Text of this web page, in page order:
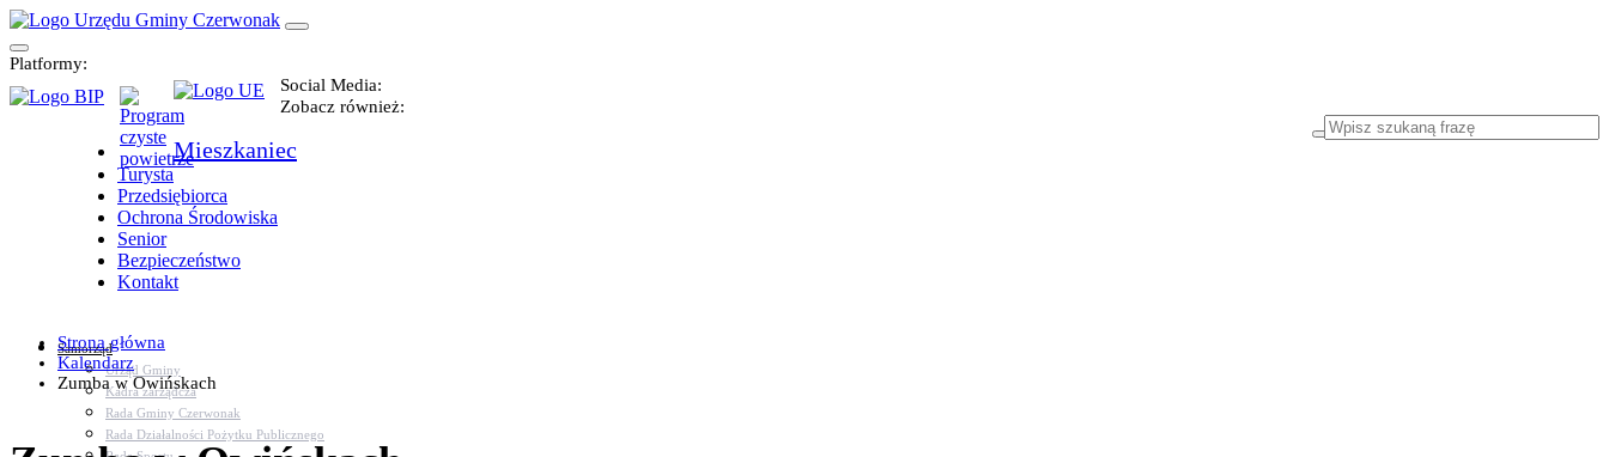
Platformy:
Social Media:
Zobacz również:
Mieszkaniec
Turysta
Przedsiębiorca
Ochrona Środowiska
Senior
Bezpieczeństwo
Kontakt
Samorząd
Urząd Gminy
Kadra zarządcza
Rada Gminy Czerwonak
Rada Działalności Pożytku Publicznego
Strona główna
Kalendarz
Zumba w Owińskach